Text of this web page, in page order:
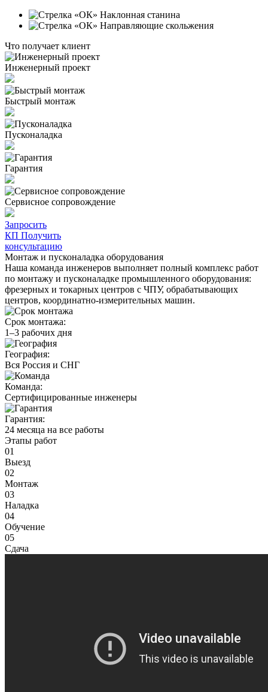
Наклонная станина
Направляющие скольжения
Что получает клиент
Инженерный проект
Быстрый монтаж
Пусконаладка
Гарантия
Сервисное сопровождение
Запросить
КП Получить
консультацию
Монтаж и пусконаладка оборудования
Наша команда инженеров выполняет полный комплекс работ
по монтажу и пусконаладке промышленного оборудования:
фрезерных и токарных центров с ЧПУ, обрабатывающих
центров, координатно-измерительных машин.
Срок монтажа:
1–3 рабочих дня
География:
Вся Россия и СНГ
Команда:
Сертифицированные инженеры
Гарантия:
24 месяца на все работы
Этапы работ
01
Выезд
02
Монтаж
03
Наладка
04
Обучение
05
Сдача